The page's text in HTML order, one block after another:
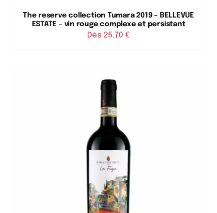
The reserve collection Tumara 2019 – BELLEVUE
ESTATE – vin rouge complexe et persistant
Dès 25,70 €